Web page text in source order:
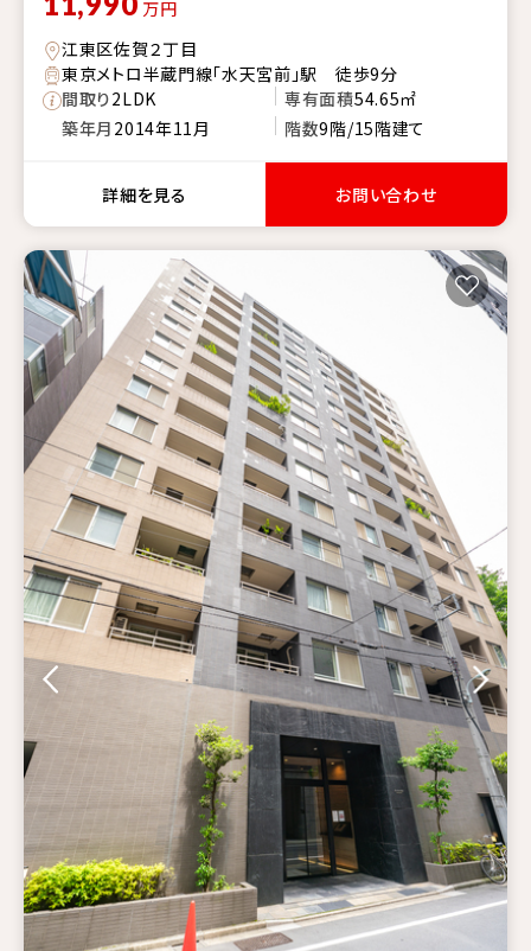
万円
江東区佐賀２丁目
東京メトロ半蔵門線「水天宮前」駅 徒歩9分
間取り2LDK 専有面積54.65㎡
築年月 2014年11月 階数9階/15階建て
詳細を見る お問い合わせ